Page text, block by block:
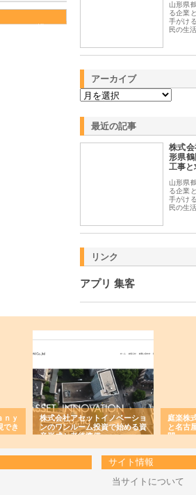
れるほど慌た
山形県
る企業
手がけ
民の生
アーカイブ
最近の記事
株式
形県
工事と
山形県
る企業
手がけ
民の生
リンク
アプリ 集客
ｎｙ
でき
株式会社アセットイノベーショ
ンのワンルーム投資で始める資
産形成と老後準備
庭楽株
と名古
間
サイト情報
当サイトについて